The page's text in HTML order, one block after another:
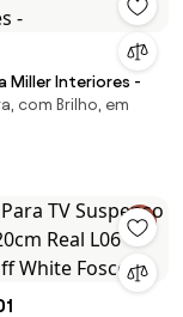
Miller Interiores -
com Brilho, em